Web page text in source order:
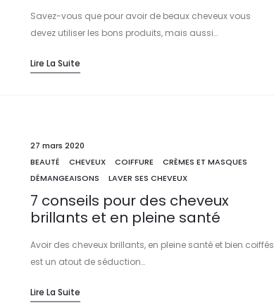
Savez-vous que pour avoir de beaux cheveux vous
devez utiliser les bons produits, mais aussi…
Lire La Suite
27 mars 2020
BEAUTÉ
CHEVEUX COIFFURE
CRÈMES ET MASQUES
DÉMANGEAISONS
LAVER SES CHEVEUX
7 conseils pour des cheveux
brillants et en pleine santé
Avoir des cheveux brillants, en pleine santé et bien coiffés
est un atout de séduction…
Lire La Suite